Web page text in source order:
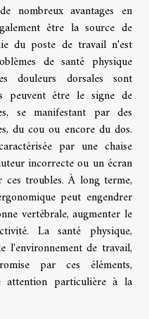
nombreux avantages en
être la source de
du poste de travail n'est
de santé physique
douleurs dorsales sont
peuvent être le signe de
se manifestant par des
du cou ou encore du dos.
par une chaise
incorrecte ou un écran
troubles. À long terme,
peut engendrer
vertébrale, augmenter le
La santé physique,
l'environnement de travail,
par ces éléments,
attention particulière à la